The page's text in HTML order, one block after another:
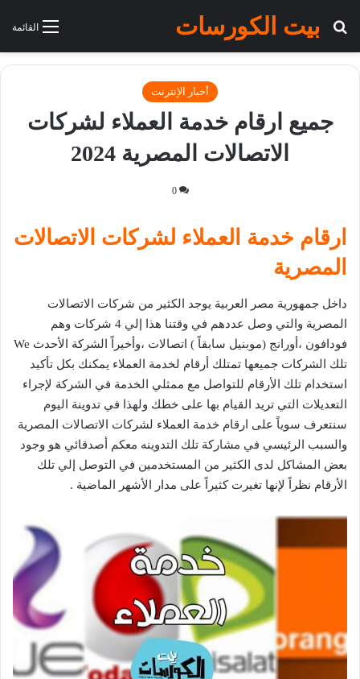
القائمة بيت الكورسات
بحث عن
أخبار الإنترنت
جميع ارقام خدمة العملاء لشركات
الاتصالات المصرية 2024
0
ارقام خدمة العملاء لشركات الاتصالات
المصرية
داخل جمهورية مصر العربية يوجد الكثير من شركات الاتصالات
المصرية والتي وصل عددهم في وقتنا هذا إلي 4 شركات وهم
فودافون ،أورانج (موبنيل سابقاً ) اتصالات ،وأخيراً الشركة الأحدث We
تلك الشركات جميعها تمتلك أرقام لخدمة العملاء يمكنك بكل تأكيد
استخدام تلك الأرقام للتواصل مع ممثلي الخدمة في الشركة لإجراء
التعديلات التي تريد القيام بها على خطك ولهذا في تدوينة اليوم
سنتعرف سوياً على ارقام خدمة العملاء لشركات الاتصالات المصرية
والسبب الرئيسي في مشاركة تلك التدوينه معكم أصدقائي هو وجود
بعض المشاكل لدى الكثير من المستخدمين في التوصل إلي تلك
الأرقام نظراً لإنها تغيرت كثيراً على مدار الأشهر الماضية .